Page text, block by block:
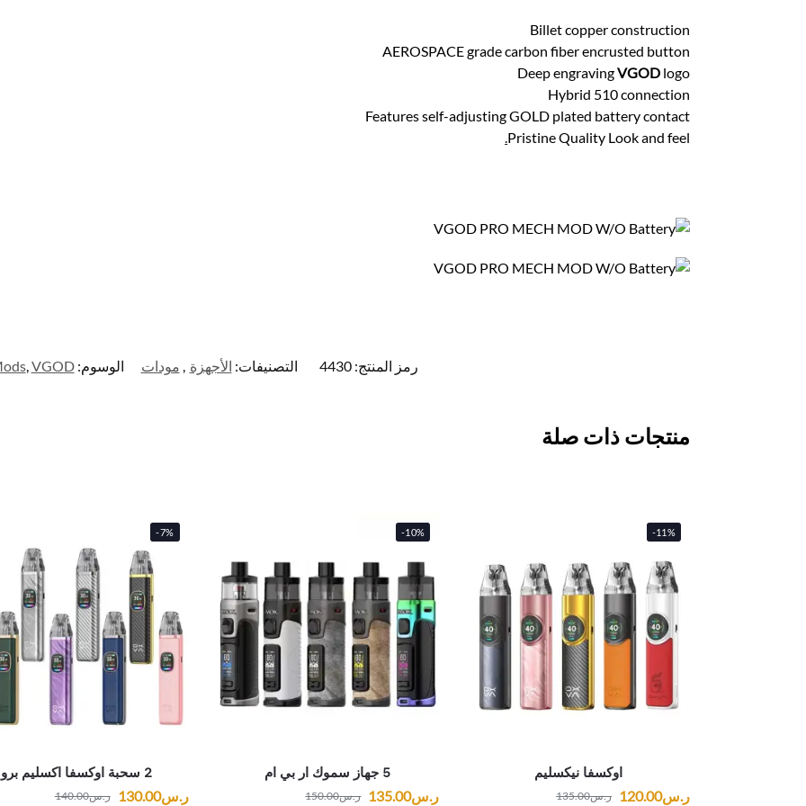
Billet copper construction
AEROSPACE grade carbon fiber encrusted button
Deep engravingVGOD logo
Hybrid 510 connection
Features self-adjusting GOLD plated battery contact
Pristine Quality Look and feel
رمز المنتج:4430 التصنيفات: الأجهزة , مودات الوسوم: ,VGOD
منتجات ذات صلة
-11%
اوكسفا نيكسليم
ر.س135.00 ر.س120.00
-10%
5 جهاز سموك ار بي ام
ر.س150.00 ر.س135.00
-7%
2 سحبة اوكسفا اكسليم برو
ر.س140.00 ر.س130.00